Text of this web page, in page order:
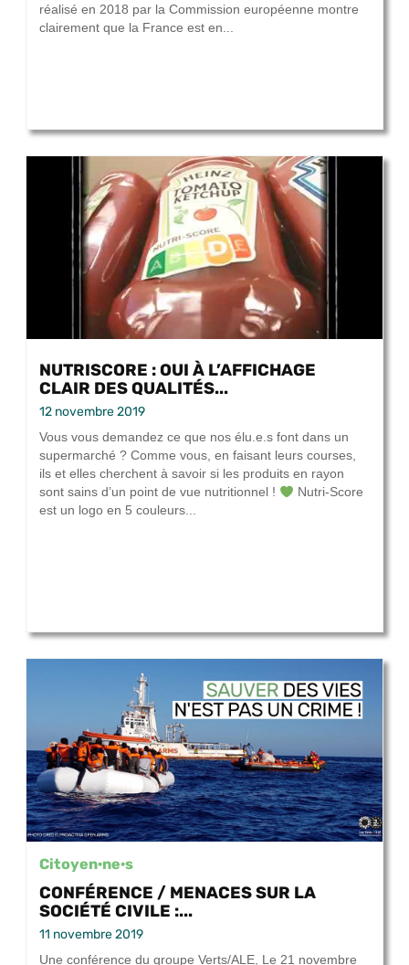
réalisé en 2018 par la Commission européenne montre
clairement que la France est en...
NUTRISCORE : OUI À L’AFFICHAGE
CLAIR DES QUALITÉS...
12 novembre 2019
Vous vous demandez ce que nos élu.e.s font dans un
supermarché ? Comme vous, en faisant leurs courses,
ils et elles cherchent à savoir si les produits en rayon
sont sains d’un point de vue nutritionnel !
Nutri-Score
est un logo en 5 couleurs...
Citoyen·ne·s
CONFÉRENCE / MENACES SUR LA
SOCIÉTÉ CIVILE :...
11 novembre 2019
Une conférence du groupe Verts/ALE, Le 21 novembre